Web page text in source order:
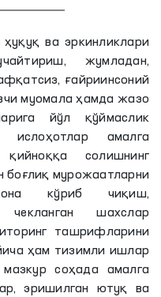
ва эркинликлари
жумладан,
ғайриинсоний
муомала ҳамда жазо
йўл қўймаслик
ислоҳотлар амалга
солишнинг
боғлиқ мурожаатларни
кўриб чиқиш,
чекланган шахслар
ташрифларини
ҳам тизимли ишлар
соҳада амалга
эришилган ютуқ ва